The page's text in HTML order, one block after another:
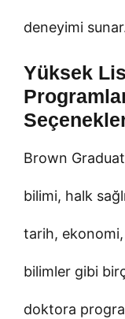
deneyimi
Yüksek
Brown
bilimi, halk
tarih,
bilimler gibi
doktora